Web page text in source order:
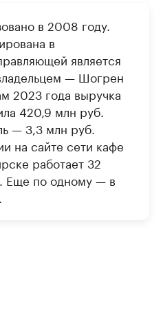
в 2008 году.
в
является
— Шогрен
2023 года выручка
420,9 млн руб.
— 3,3 млн руб.
на сайте сети кафе
работает 32
Еще по одному — в